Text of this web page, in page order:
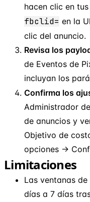
hacen clic en
fbclid= en la
clic del anuncio.
Revisa los
de Eventos de
incluyan los
Confirma los
Administrador
de anuncios y
Objetivo de
opciones →
Limitaciones
Las ventanas
días a 7 días